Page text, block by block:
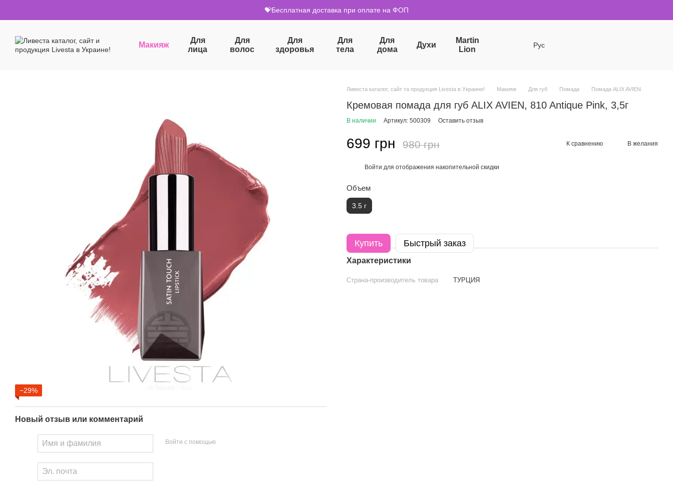
💝Бесплатная доставка при оплате на ФОП
Макияж
Для
лица
Для
волос
Для
здоровья
Для
тела
Для
дома
Духи
Martin
Lion
Рус
−29%
Новый отзыв или комментарий
Войти с помощью
Ливеста каталог, сайт та продукция Livesta в Украине! Макияж Для губ Помада Помада ALIX AVIEN
Кремовая помада для губ ALIX AVIEN, 810 Antique Pink, 3,5г
В наличии Артикул: 500309 Оставить отзыв
699 грн 980 грн К сравнению В желания
Войти для отображения накопительной скидки
Объем
3.5 г
Купить Быстрый заказ
Характеристики
Страна-производитель товара ТУРЦИЯ